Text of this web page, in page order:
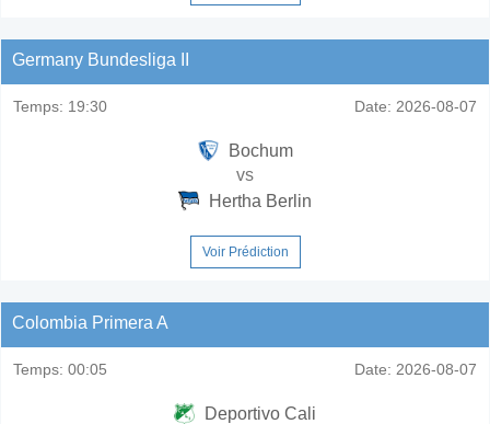
Germany Bundesliga II
Temps: 19:30 Date: 2026-08-07
Bochum
vs
Hertha Berlin
Voir Prédiction
Colombia Primera A
Temps: 00:05 Date: 2026-08-07
Deportivo Cali